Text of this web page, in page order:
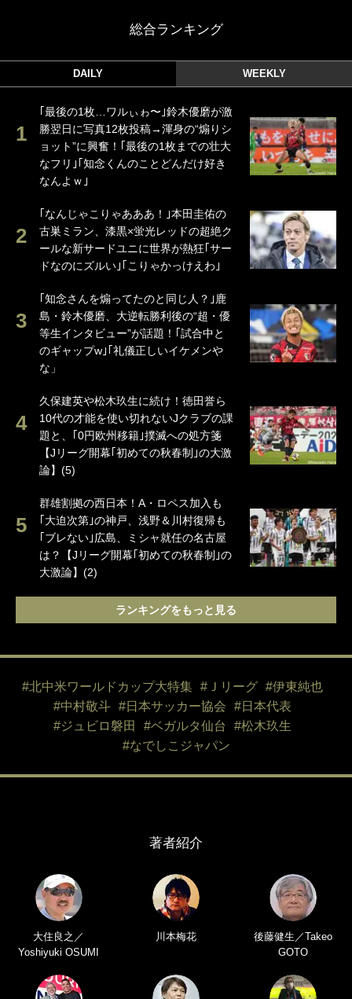
総合ランキング
DAILY WEEKLY
｢最後の1枚…ワルぃゎ〜｣鈴木優磨が激
勝翌日に写真12枚投稿→渾身の“煽りシ
ョット”に興奮！｢最後の1枚までの壮大
なフリ｣｢知念くんのことどんだけ好き
なんよｗ｣
｢なんじゃこりゃあああ！｣本田圭佑の
古巣ミラン、漆黒×蛍光レッドの超絶ク
ールな新サードユニに世界が熱狂｢サー
ドなのにズルい｣｢こりゃかっけえわ｣
｢知念さんを煽ってたのと同じ人？｣鹿
島・鈴木優磨、大逆転勝利後の“超・優
等生インタビュー”が話題！｢試合中と
のギャップw｣｢礼儀正しいイケメンや
な」
久保建英や松木玖生に続け！徳田誉ら
10代の才能を使い切れないJクラブの課
題と、｢0円欧州移籍｣撲滅への処方箋
【Jリーグ開幕｢初めての秋春制｣の大激
論】(5)
群雄割拠の西日本！A・ロペス加入も
｢大迫次第｣の神戸、浅野＆川村復帰も
｢ブレない｣広島、ミシャ就任の名古屋
は？【Jリーグ開幕｢初めての秋春制｣の
大激論】(2)
ランキングをもっと見る
#北中米ワールドカップ大特集 #Ｊリーグ
#伊東純也
#中村敬斗
#日本サッカー協会
#日本代表
#ジュビロ磐田
#ベガルタ仙台
#松木玖生
#なでしこジャパン
著者紹介
大住良之／
Yoshiyuki OSUMI
川本梅花
後藤健生／Takeo
GOTO